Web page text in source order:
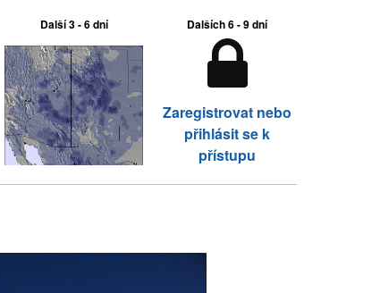
Další 3 - 6 dní Dalších 6 - 9 dní
Zaregistrovat nebo
přihlásit se k
přístupu